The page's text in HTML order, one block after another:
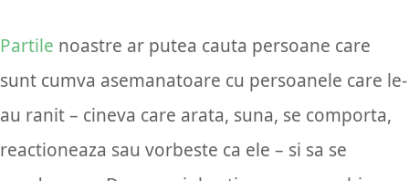
Partile noastre ar putea cauta persoane care
sunt cumva asemanatoare cu persoanele care le-
au ranit – cineva care arata, suna, se comporta,
reactioneaza sau vorbeste ca ele – si sa se